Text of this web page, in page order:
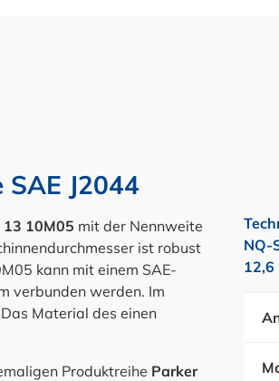
J2044
10M05 mit der Nennweite
ist robust
kann mit einem SAE-
verbunden werden. Im
Material des einen
Produktreihe Parker
NQ-
12,6